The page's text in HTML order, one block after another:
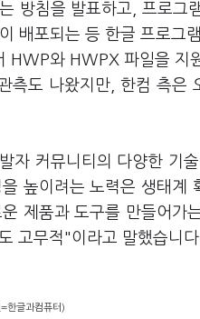
방침을 발표하고, 프로
배포되는 등 한글 프로그
와 HWPX 파일을 지
측도 나왔지만, 한컴 측은
자 커뮤니티의 다양한 기
높이려는 노력은 생태계
제품과 도구를 만들어가
고무적"이라고 말했습니다.
한글과컴퓨터)